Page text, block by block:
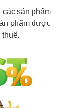
các sản phẩm
phẩm được
thuế.